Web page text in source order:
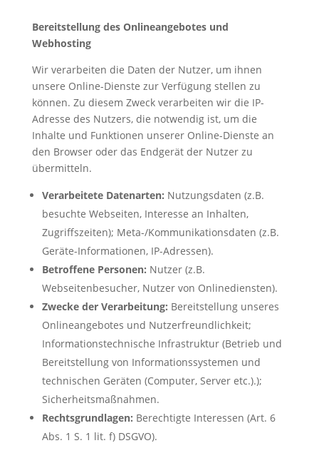
Bereitstellung des Onlineangebotes und
Webhosting
Wir verarbeiten die Daten der Nutzer, um ihnen
unsere Online-Dienste zur Verfügung stellen zu
können. Zu diesem Zweck verarbeiten wir die IP-
Adresse des Nutzers, die notwendig ist, um die
Inhalte und Funktionen unserer Online-Dienste an
den Browser oder das Endgerät der Nutzer zu
übermitteln.
Verarbeitete Datenarten: Nutzungsdaten (z.B.
besuchte Webseiten, Interesse an Inhalten,
Zugriffszeiten); Meta-/Kommunikationsdaten (z.B.
Geräte-Informationen, IP-Adressen).
Betroffene Personen: Nutzer (z.B.
Webseitenbesucher, Nutzer von Onlinediensten).
Zwecke der Verarbeitung: Bereitstellung unseres
Onlineangebotes und Nutzerfreundlichkeit;
Informationstechnische Infrastruktur (Betrieb und
Bereitstellung von Informationssystemen und
technischen Geräten (Computer, Server etc.).);
Sicherheitsmaßnahmen.
Rechtsgrundlagen: Berechtigte Interessen (Art. 6
Abs. 1 S. 1 lit. f) DSGVO).